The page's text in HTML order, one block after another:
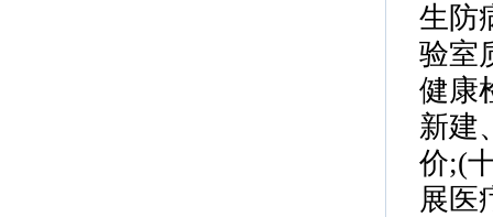
生防
验室
健康
新建
价;(
展医